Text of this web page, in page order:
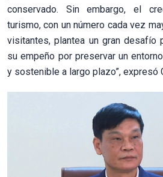
conservado. Sin embargo, el
turismo, con un número cada vez
visitantes, plantea un gran desafío
su empeño por preservar un
y sostenible a largo plazo”, expresó